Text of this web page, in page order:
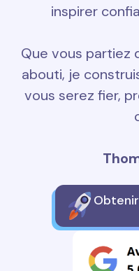
inspirer
Que vous partiez
abouti, je
vous serez fier,